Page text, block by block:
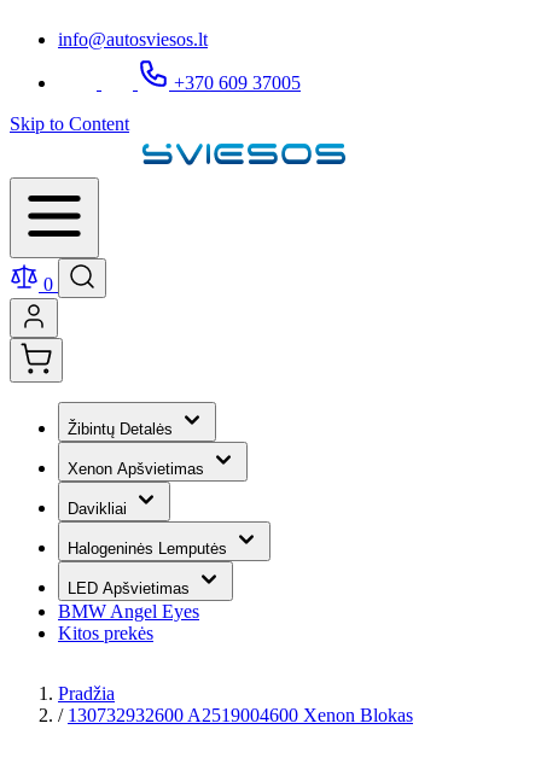
info@autosviesos.lt
+370 609 37005
Skip to Content
0
Žibintų Detalės
Xenon Apšvietimas
Davikliai
Halogeninės Lemputės
LED Apšvietimas
BMW Angel Eyes
Kitos prekės
Pradžia
/ 130732932600 A2519004600 Xenon Blokas